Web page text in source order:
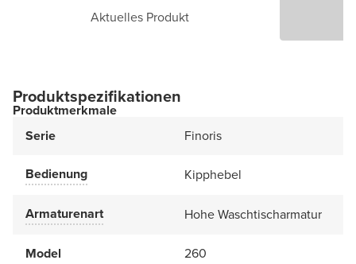
Aktuelles Produkt
Produktspezifikationen
Produktmerkmale
Serie
Finoris
Bedienung Kipphebel
Armaturenart Hohe Waschtischarmatur
Model 260